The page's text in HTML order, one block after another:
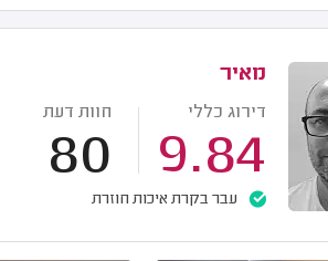
מאיר
דירוג כללי
9.84
חוות דעת
80
עבר בקרת איכות חוזרת